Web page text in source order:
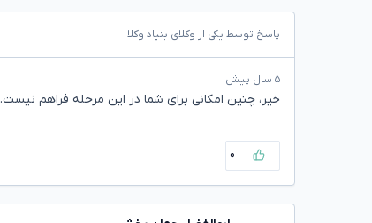
پاسخ توسط یکی از وکلای بنیاد وکلا
۵ سال پیش
خیر، چنین امکانی برای شما در این مرحله فراهم نیست.
۰